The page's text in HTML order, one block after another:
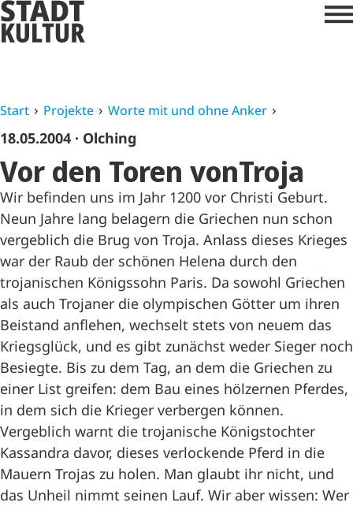
Start Projekte Worte mit und ohne Anker
18.05.2004 · Olching
Vor den Toren vonTroja
Wir befinden uns im Jahr 1200 vor Christi Geburt.
Neun Jahre lang belagern die Griechen nun schon
vergeblich die Brug von Troja. Anlass dieses Krieges
war der Raub der schönen Helena durch den
trojanischen Königssohn Paris. Da sowohl Griechen
als auch Trojaner die olympischen Götter um ihren
Beistand anflehen, wechselt stets von neuem das
Kriegsglück, und es gibt zunächst weder Sieger noch
Besiegte. Bis zu dem Tag, an dem die Griechen zu
einer List greifen: dem Bau eines hölzernen Pferdes,
in dem sich die Krieger verbergen können.
Vergeblich warnt die trojanische Königstochter
Kassandra davor, dieses verlockende Pferd in die
Mauern Trojas zu holen. Man glaubt ihr nicht, und
das Unheil nimmt seinen Lauf. Wir aber wissen: Wer